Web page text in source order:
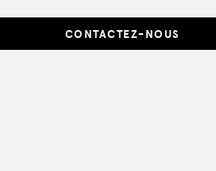
CONTACTEZ-NOUS